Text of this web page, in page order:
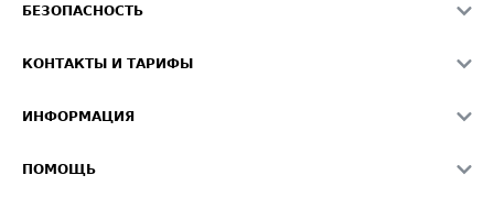
Звезды ATI.SU на вашем сайте
Средние ставки
БЕЗОПАСНОСТЬ
Светофор+
О формировании Паспорта
КОНТАКТЫ И ТАРИФЫ
Реклама на сайте
ИНФОРМАЦИЯ
ПОМОЩЬ